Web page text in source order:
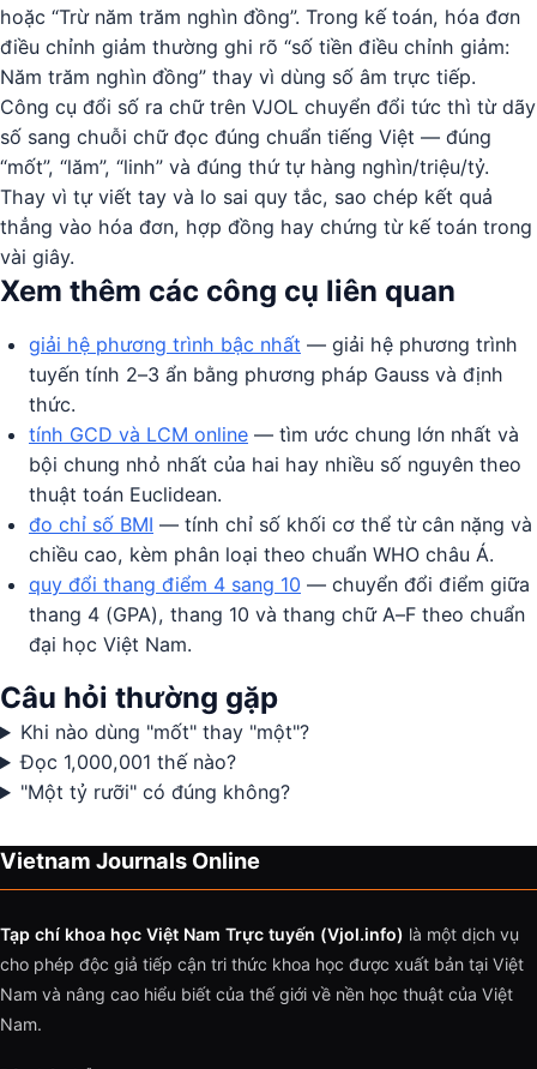
hoặc “Trừ năm trăm nghìn đồng”. Trong kế toán, hóa đơn
điều chỉnh giảm thường ghi rõ “số tiền điều chỉnh giảm:
Năm trăm nghìn đồng” thay vì dùng số âm trực tiếp.
Công cụ đổi số ra chữ trên VJOL chuyển đổi tức thì từ dãy
số sang chuỗi chữ đọc đúng chuẩn tiếng Việt — đúng
“mốt”, “lăm”, “linh” và đúng thứ tự hàng nghìn/triệu/tỷ.
Thay vì tự viết tay và lo sai quy tắc, sao chép kết quả
thẳng vào hóa đơn, hợp đồng hay chứng từ kế toán trong
vài giây.
Xem thêm các công cụ liên quan
giải hệ phương trình bậc nhất — giải hệ phương trình
tuyến tính 2–3 ẩn bằng phương pháp Gauss và định
thức.
tính GCD và LCM online — tìm ước chung lớn nhất và
bội chung nhỏ nhất của hai hay nhiều số nguyên theo
thuật toán Euclidean.
đo chỉ số BMI — tính chỉ số khối cơ thể từ cân nặng và
chiều cao, kèm phân loại theo chuẩn WHO châu Á.
quy đổi thang điểm 4 sang 10 — chuyển đổi điểm giữa
thang 4 (GPA), thang 10 và thang chữ A–F theo chuẩn
đại học Việt Nam.
Câu hỏi thường gặp
Khi nào dùng "mốt" thay "một"?
Đọc 1,000,001 thế nào?
"Một tỷ rưỡi" có đúng không?
Vietnam Journals Online
Tạp chí khoa học Việt Nam Trực tuyến (Vjol.info) là một dịch vụ
cho phép độc giả tiếp cận tri thức khoa học được xuất bản tại Việt
Nam và nâng cao hiểu biết của thế giới về nền học thuật của Việt
Nam.